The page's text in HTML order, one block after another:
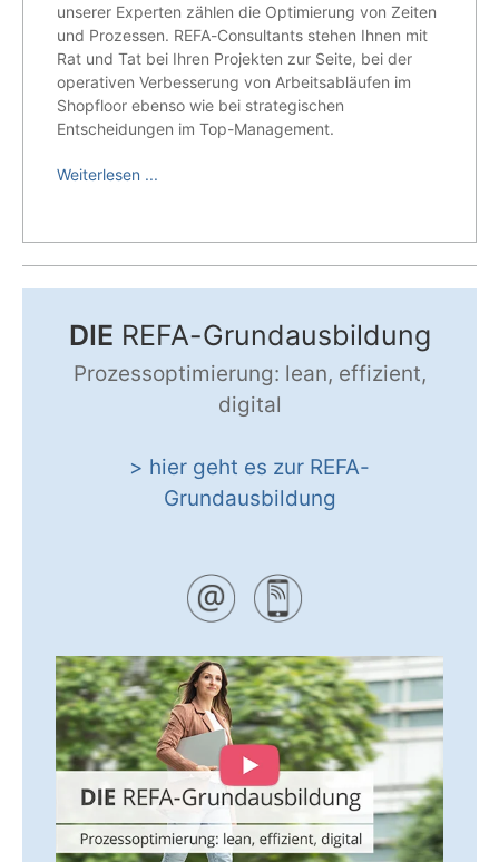
unserer Experten zählen die Optimierung von Zeiten
und Prozessen. REFA-Consultants stehen Ihnen mit
Rat und Tat bei Ihren Projekten zur Seite, bei der
operativen Verbesserung von Arbeitsabläufen im
Shopfloor ebenso wie bei strategischen
Entscheidungen im Top-Management.
Weiterlesen ...
DIE REFA-Grundausbildung
Prozessoptimierung: lean, effizient,
digital
> hier geht es zur REFA-
Grundausbildung